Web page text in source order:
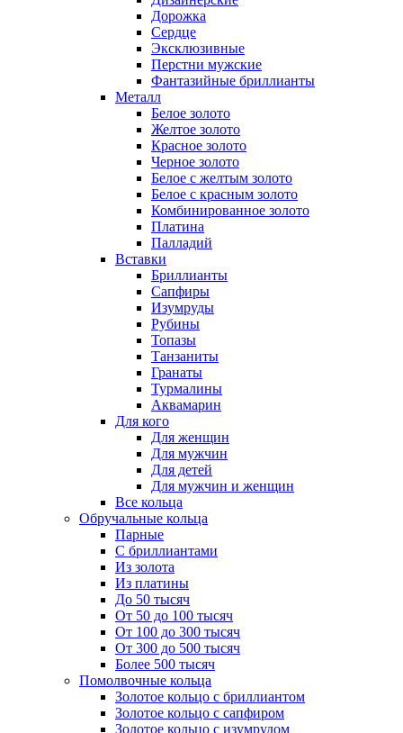
Дорожка
Сердце
Эксклюзивные
Перстни мужские
Фантазийные бриллианты
Металл
Белое золото
Желтое золото
Красное золото
Черное золото
Белое с желтым золото
Белое с красным золото
Комбинированное золото
Платина
Палладий
Вставки
Бриллианты
Сапфиры
Изумруды
Рубины
Топазы
Танзаниты
Гранаты
Турмалины
Аквамарин
Для кого
Для женщин
Для мужчин
Для детей
Для мужчин и женщин
Все кольца
Обручальные кольца
Парные
С бриллиантами
Из золота
Из платины
До 50 тысяч
От 50 до 100 тысяч
От 100 до 300 тысяч
От 300 до 500 тысяч
Более 500 тысяч
Помолвочные кольца
Золотое кольцо с бриллиантом
Золотое кольцо с сапфиром
Золотое кольцо с изумрудом